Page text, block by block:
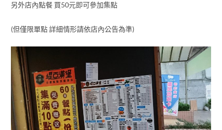
另外店內點餐 買50元即可參加集點
(但僅限單點 詳細情形請依店內公告為準)